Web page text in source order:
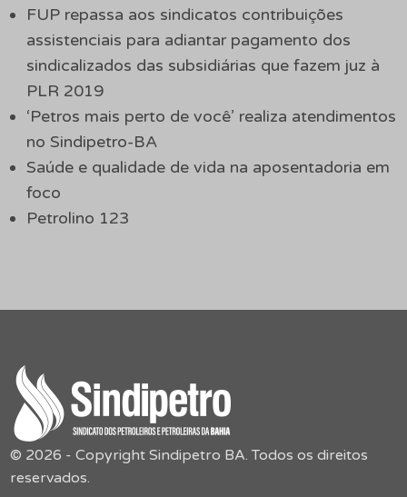
FUP repassa aos sindicatos contribuições
assistenciais para adiantar pagamento dos
sindicalizados das subsidiárias que fazem juz à
PLR 2019
‘Petros mais perto de você’ realiza atendimentos
no Sindipetro-BA
Saúde e qualidade de vida na aposentadoria em
foco
Petrolino 123
© 2026 - Copyright Sindipetro BA. Todos os direitos
reservados.